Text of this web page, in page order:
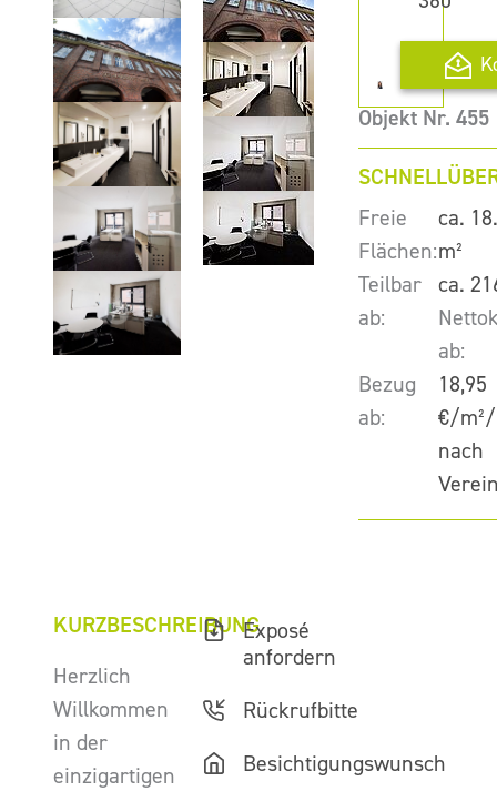
Objekt Nr. 455
Freie
Flächen:
ca.
m²
Teilbar
ab:
ca.
ab:
18,95
€/
Bezug
ab:
nach
KURZBESCHREIBUNG
Herzlich
Willkommen
in der
einzigartigen
Exposé
anfordern
Rückrufbitte
Besichtigungswunsch